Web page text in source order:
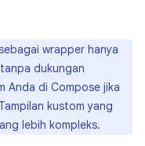
sebagai wrapper hanya
dukungan
Anda di Compose jika
kustom yang
lebih kompleks.